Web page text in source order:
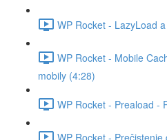
WP Rocket - LazyLoad
WP Rocket - Mobile
mobily (4:28)
WP Rocket - Preaload -
WP Rocket -